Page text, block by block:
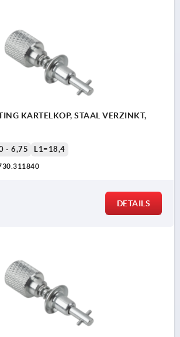
KARTELKOP, STAAL VERZINKT,
- 6,75 L1=18,4
DETAILS